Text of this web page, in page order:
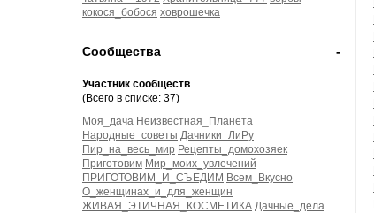
кокося_бобося ховрошечка
-
Сообщества
Участник сообществ
(Всего в списке: 37)
Моя_дача Неизвестная_Планета
Народные_советы Дачники_ЛиРу
Пир_на_весь_мир Рецепты_домохозяек
Приготовим Мир_моих_увлечений
ПРИГОТОВИМ_И_СЪЕДИМ Всем_Вкусно
О_женщинах_и_для_женщин
ЖИВАЯ_ЭТИЧНАЯ_КОСМЕТИКА Дачные_дела